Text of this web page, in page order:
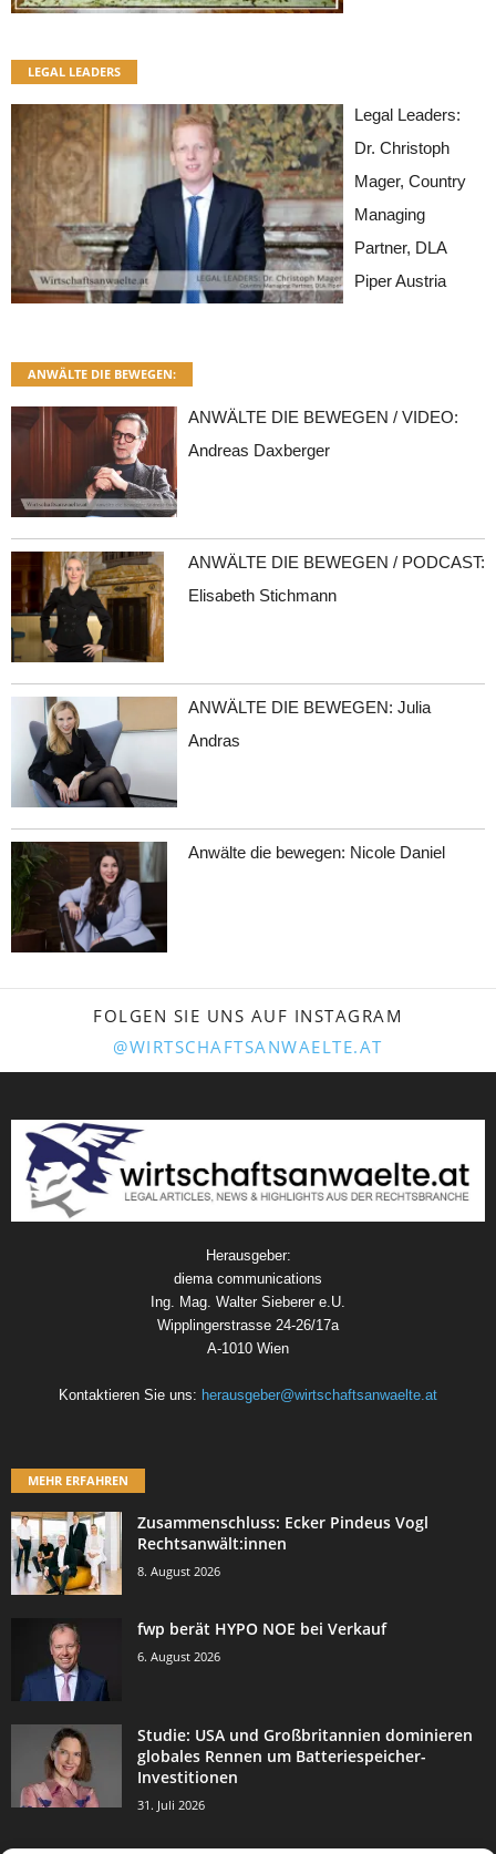
LEGAL LEADERS
Legal Leaders:
Dr. Christoph
Mager, Country
Managing
Partner, DLA
Piper Austria
ANWÄLTE DIE BEWEGEN:
ANWÄLTE DIE BEWEGEN / VIDEO:
Andreas Daxberger
ANWÄLTE DIE BEWEGEN / PODCAST:
Elisabeth Stichmann
ANWÄLTE DIE BEWEGEN: Julia
Andras
Anwälte die bewegen: Nicole Daniel
FOLGEN SIE UNS AUF INSTAGRAM
@WIRTSCHAFTSANWAELTE.AT
Herausgeber:
diema communications
Ing. Mag. Walter Sieberer e.U.
Wipplingerstrasse 24-26/17a
A-1010 Wien
Kontaktieren Sie uns: herausgeber@wirtschaftsanwaelte.at
MEHR ERFAHREN
Zusammenschluss: Ecker Pindeus Vogl
Rechtsanwält:innen
8. August 2026
fwp berät HYPO NOE bei Verkauf
6. August 2026
Studie: USA und Großbritannien dominieren
globales Rennen um Batteriespeicher-
Investitionen
31. Juli 2026